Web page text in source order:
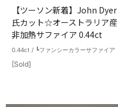
【ツーソン新着】John Dyer
氏カット☆オーストラリア産
非加熱サファイア 0.44ct
0.44ct / ┗ファンシーカラーサファイア
[Sold]